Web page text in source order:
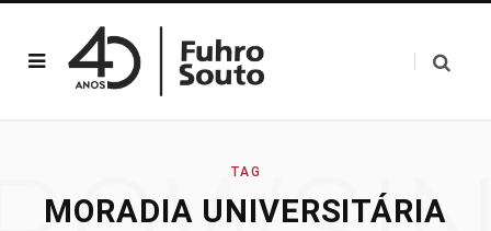
TAG
MORADIA UNIVERSITÁRIA